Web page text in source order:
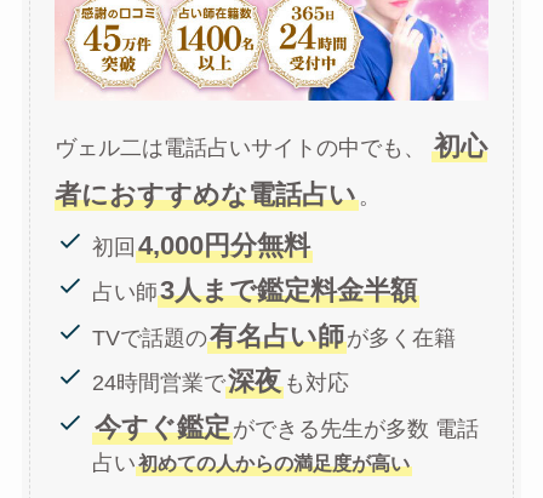
ヴェル二は電話占いサイトの中でも、 初心
者におすすめな電話占い。
初回4,000円分無料
占い師3人まで鑑定料金半額
TVで話題の有名占い師が多く在籍
24時間営業で深夜 も対応
今すぐ鑑定ができる先生が多数 電話
占い初めての人からの満足度が高い